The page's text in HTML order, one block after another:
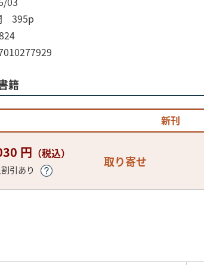
395p
籍
新刊
円 （税込）
引あり
取り寄せ